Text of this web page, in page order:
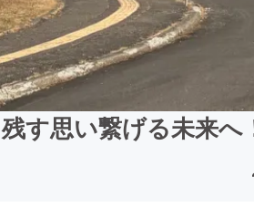
残す思い繋げる未来へ